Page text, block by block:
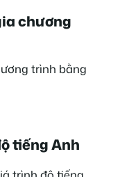
chương
trình bằng
tiếng Anh